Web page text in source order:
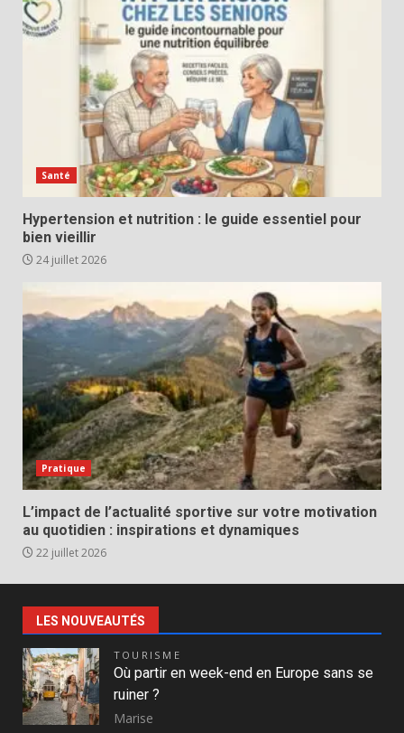
Santé
Hypertension et nutrition : le guide essentiel pour
bien vieillir
24 juillet 2026
Pratique
L’impact de l’actualité sportive sur votre motivation
au quotidien : inspirations et dynamiques
22 juillet 2026
LES NOUVEAUTÉS
TOURISME
Où partir en week-end en Europe sans se
ruiner ?
Marise